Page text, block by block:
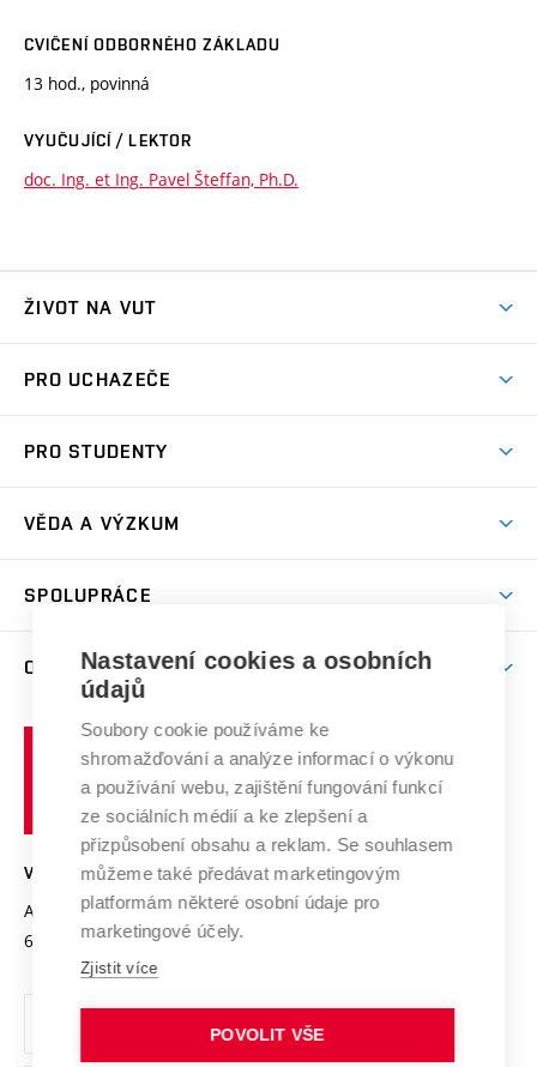
CVIČENÍ ODBORNÉHO ZÁKLADU
13 hod., povinná
VYUČUJÍCÍ / LEKTOR
doc. Ing. et Ing. Pavel Šteffan, Ph.D.
ŽIVOT NA VUT
Koleje
Sport na VUT
PRO UCHAZEČE
Dny otevřených dveří
Celoživotní vzdělávání
E-přihláška
PRO STUDENTY
Harmonogram akademického roku
Závěrečné práce
Doktorské studium
Zpracování osobních údajů studentů
Sociální bezpečí
Studium bez bariér
Podpora podnikání
VĚDA A VÝZKUM
Mezinárodní vědecká rada
Systém zajišťování kvality výzkumu
Výzkumné infrastruktury
Transfer znalostí
Open Science
Projekty
Projekty ze strukturálních fondů
Specifický výzkum
SPOLUPRÁCE
Zahraniční spolupráce
Spolupráce se školami
Služby univerzity
Mezinárodní dohody
Univerzitní sítě
O UNIVERZITĚ
Profil univerzity
Udržitelná univerzita
Podnikavá univerzita / ContriBUTe
Bezpečná univerzita
Vyznamenání
Organizační struktura
Ochrana osobních údajů
učení
technické
VYSOKÉ UČENÍ TECHNICKÉ V BRNĚ
Antonínská 548/1
602 00 Brno
www.vut.cz
vut@vutbr.cz
Nastavení cookies a osobních
údajů
Soubory cookie používáme ke
shromažďování a analýze informací o výkonu
a používání webu, zajištění fungování funkcí
ze sociálních médií a ke zlepšení a
přizpůsobení obsahu a reklam. Se souhlasem
můžeme také předávat marketingovým
platformám některé osobní údaje pro
marketingové účely.
Zjistit více
POVOLIT VŠE